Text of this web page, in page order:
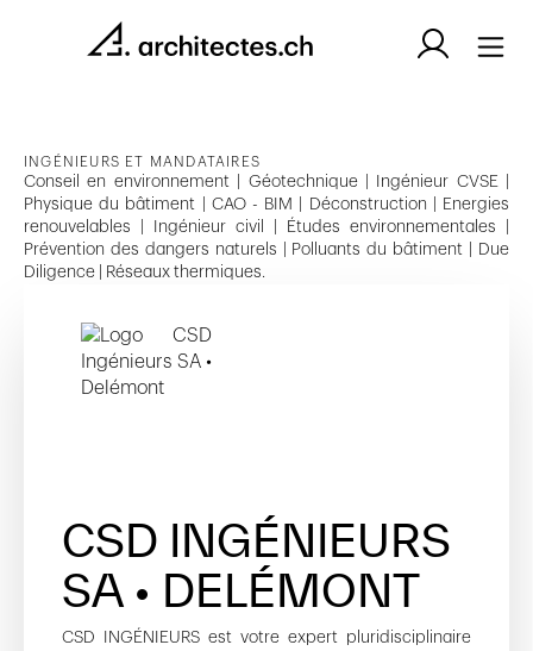
INGÉNIEURS ET MANDATAIRES
Conseil en environnement | Géotechnique | Ingénieur CVSE |
Physique du bâtiment | CAO - BIM | Déconstruction | Energies
renouvelables | Ingénieur civil | Études environnementales |
Prévention des dangers naturels | Polluants du bâtiment | Due
Diligence | Réseaux thermiques.
CSD INGÉNIEURS
SA • DELÉMONT
CSD INGÉNIEURS est votre expert pluridisciplinaire